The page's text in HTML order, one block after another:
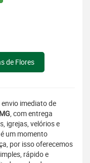
de Flores
imediato de
, com entrega
igrejas, velórios e
um momento
por isso oferecemos
rápido e